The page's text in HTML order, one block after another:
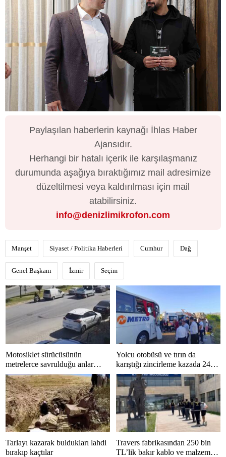
Paylaşılan haberlerin kaynağı İhlas Haber
Ajansıdır.
Herhangi bir hatalı içerik ile karşılaşmanız
durumunda aşağıya bıraktığımız mail adresimize
düzeltilmesi veya kaldırılması için mail
atabilirsiniz.
info@denizlimikrofon.com
Manşet Siyaset / Politika Haberleri Cumhur Dağ
Genel Başkanı İzmir Seçim
Motosiklet sürücüsünün
metrelerce savrulduğu anlar
güvenlik kamerasında
Yolcu otobüsü ve tırın da
karıştığı zincirleme kazada 24
kişi yaralandı
Tarlayı kazarak buldukları lahdi
bırakıp kaçtılar
Travers fabrikasından 250 bin
TL’lik bakır kablo ve malzeme